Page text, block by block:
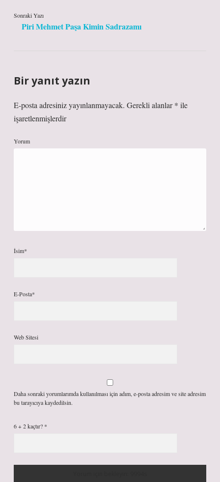
Sonraki Yazı
Piri Mehmet Paşa Kimin Sadrazamı
Bir yanıt yazın
E-posta adresiniz yayınlanmayacak. Gerekli alanlar* ile
işaretlenmişlerdir
Yorum
İsim*
E-Posta*
Web Sitesi
Daha sonraki yorumlarımda kullanılması için adım, e-posta adresim ve site adresim
bu tarayıcıya kaydedilsin.
6 + 2 kaçtır? *